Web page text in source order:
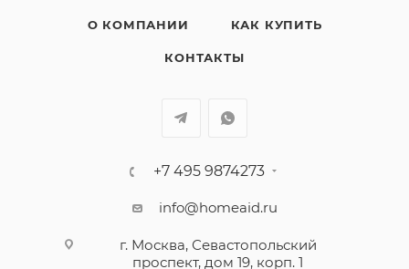
О КОМПАНИИ КАК КУПИТЬ
КОНТАКТЫ
+7 495 9874273
info@homeaid.ru
г. Москва, Севастопольский
проспект, дом 19, корп. 1